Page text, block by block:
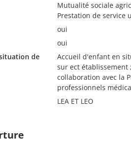
Mutualité sociale
Prestation de service
oui
oui
de
Accueil d'enfant en
sur ect établissement
collaboration avec la
professionnels
LEA ET LEO